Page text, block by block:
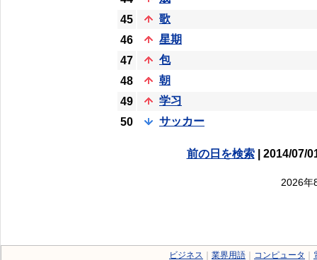
45
歌
46
星期
47
包
48
朝
49
学习
50
サッカー
前の日を検索| 2014/07/
2026年
ビジネス 業界用語 コンピュータ